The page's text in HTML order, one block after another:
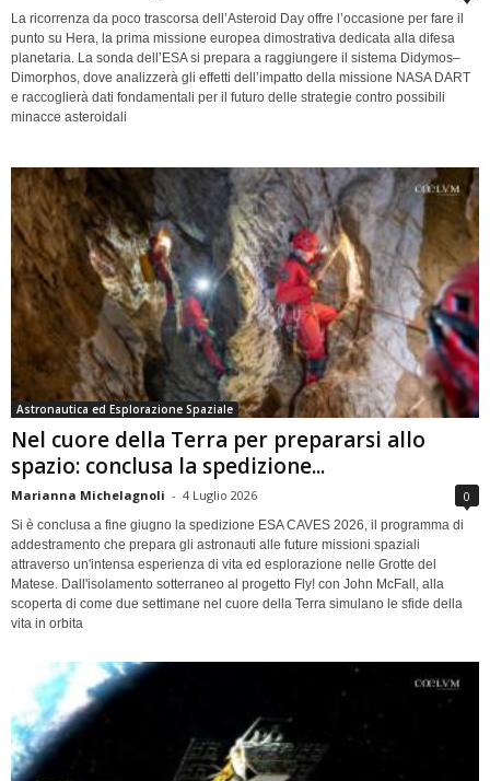
La ricorrenza da poco trascorsa dell’Asteroid Day offre l’occasione per fare il
punto su Hera, la prima missione europea dimostrativa dedicata alla difesa
planetaria. La sonda dell’ESA si prepara a raggiungere il sistema Didymos–
Dimorphos, dove analizzerà gli effetti dell’impatto della missione NASA DART
e raccoglierà dati fondamentali per il futuro delle strategie contro possibili
minacce asteroidali
Astronautica ed Esplorazione Spaziale
Nel cuore della Terra per prepararsi allo
spazio: conclusa la spedizione...
Marianna Michelagnoli - 4 Luglio 2026 0
Si è conclusa a fine giugno la spedizione ESA CAVES 2026, il programma di
addestramento che prepara gli astronauti alle future missioni spaziali
attraverso un'intensa esperienza di vita ed esplorazione nelle Grotte del
Matese. Dall'isolamento sotterraneo al progetto Fly! con John McFall, alla
scoperta di come due settimane nel cuore della Terra simulano le sfide della
vita in orbita